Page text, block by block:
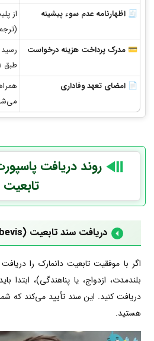
🧾 اظهارنامه عدم سوء پیشینه
از
💳 مدرک پرداخت هزینه درخواست
طبق
📄 امضای تعهد وفاداری
روند دریافت
تابعیت
دریافت سند تابعیت (Statsborgerretsbevis)
اگر با موفقیت تابعیت دانمارک را
بلندمدت، ازدواج، یا پناهندگی)، ابتدا
دریافت کنید. این سند تأیید می‌کند که
هستید.